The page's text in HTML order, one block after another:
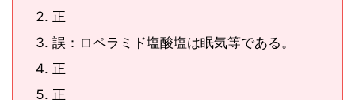
正
誤：ロペラミド塩酸塩は眠気等である。
正
正